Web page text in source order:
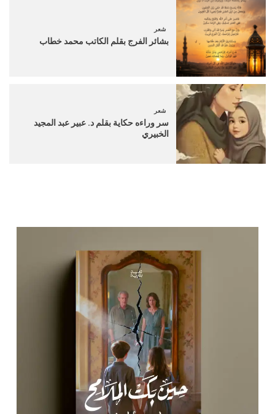
شعر
بشائر الفرج بقلم الكاتب محمد خطاب
شعر
سر وراءه حكاية بقلم د. عبير عبد المجيد
الخبيري